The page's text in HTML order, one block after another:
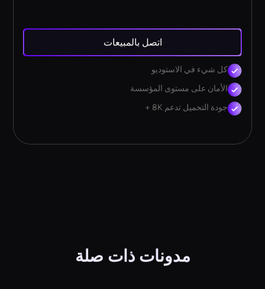
اتصل بالمبيعات
كل شيء في الاستوديو
الأمان على مستوى المؤسسة
جودة التحميل تدعم 8K +
مدونات ذات صلة